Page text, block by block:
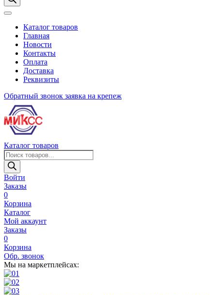
Каталог товаров
Главная
Новости
Контакты
Оплата
Доставка
Реквизиты
Обратный звонок заявка на крепеж
Каталог товаров
Поиск
товаров
Войти
Заказы
0
Корзина
Каталог
Мой аккаунт
Заказы
0
Корзина
Обр. звонок
Мы на маркетплейсах: